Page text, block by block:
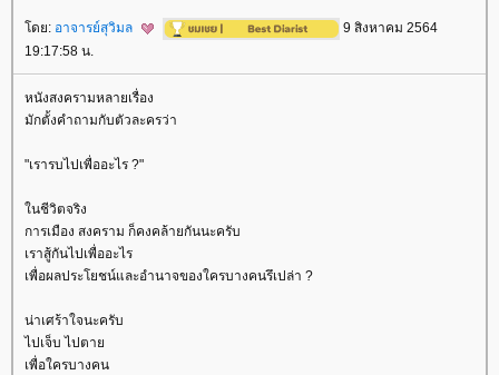
ดย: อาจารย์สุวิมล
9 สิงหาคม 2564
19:17:58 น.
หนังสงครามหลายเรื่อง
มักตั้งคำถามกับตัวละครว่า
"เรารบไปเพื่ออะไร ?"
นชีวิตจริง
การเมือง สงคราม ก็คงคล้ายกันนะครับ
เราสู้กันไปเพื่ออะไร
เพื่อผลประโยชน์และอำนาจของใครบางคนรึเปล่า ?
น่าเศร้าใจนะครับ
ไปเจ็บ ไปตา
เพื่อใครบางคน